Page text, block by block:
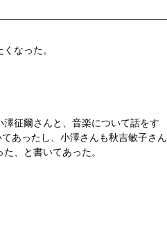
なった。
征爾さんと、音楽について話をす
あったし、小澤さんも秋吉敏子さん
、と書いてあった。